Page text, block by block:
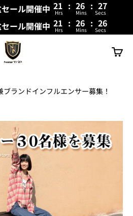
ール開催中 21 : 26 : 26
Hrs Mins Secs
ール開催中 21 : 26 : 26
Hrs Mins Secs
New Trip
カート
ブランドインフルエンサー募集！